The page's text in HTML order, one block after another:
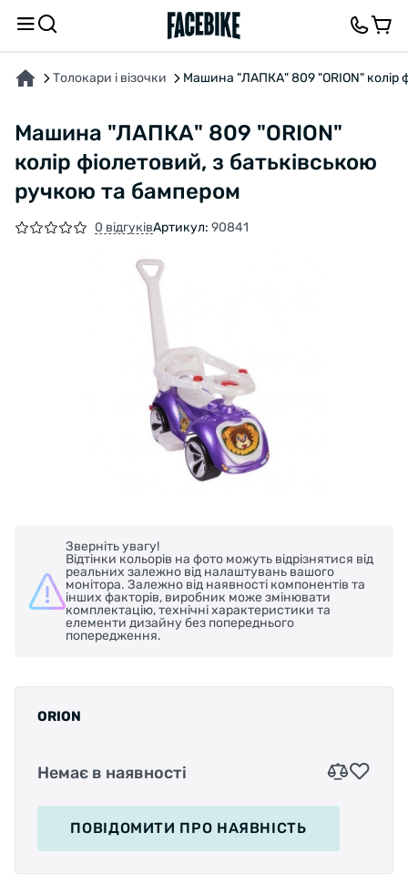
Толокари і візочки Машина "ЛАПКА" 809 "ORION" колір
Машина "ЛАПКА" 809 "ORION"
колір фіолетовий, з батьківською
ручкою та бампером
0 відгуківАртикул: 90841
Зверніть увагу!
Відтінки кольорів на фото можуть відрізнятися від
реальних залежно від налаштувань вашого
монітора. Залежно від наявності компонентів та
інших факторів, виробник може змінювати
комплектацію, технічні характеристики та
елементи дизайну без попереднього
попередження.
ORION
Немає в наявності
ПОВІДОМИТИ ПРО НАЯВНІСТЬ
ПРО ТОВАР ХАРАКТЕРИСТИКИВІДГУКИ ТА ЗАПИТАННЯ